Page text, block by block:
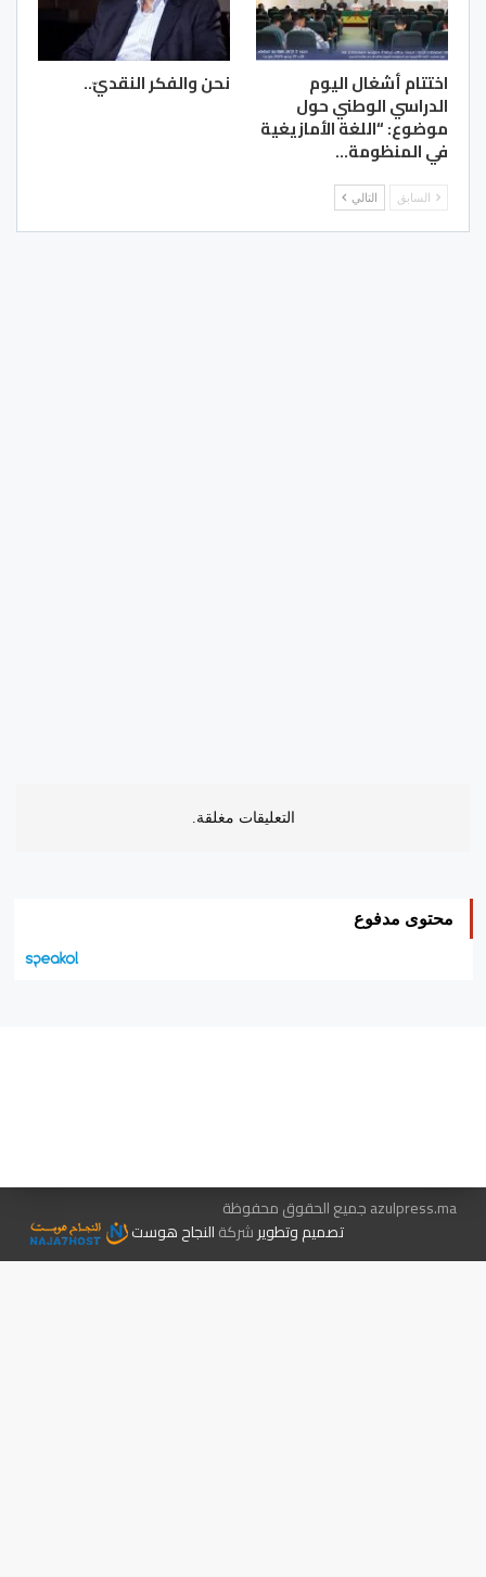
اختتام أشغال اليوم
الدراسي الوطني حول
موضوع: “اللغة الأمازيغية
في المنظومة…
نحن والفكر النقديّ..
السابق التالي
التعليقات مغلقة.
محتوى مدفوع
azulpress.ma جميع الحقوق محفوظة
تصميم وتطويرشركةالنجاح هوست